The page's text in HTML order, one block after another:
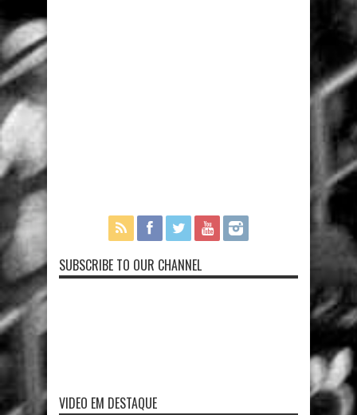
SUBSCRIBE TO OUR CHANNEL
VIDEO EM DESTAQUE